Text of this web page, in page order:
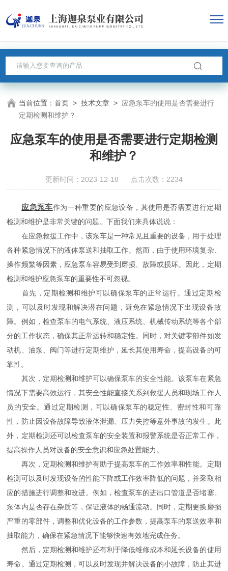
当前位置：首页 >技术文章 > 应急泵车的使用是否需要进行
定期检测和维护？
应急泵车的使用是否需要进行定期检测
和维护？
更新时间：2023-12-18 点击次数：2234
应急泵车作为一种重要的应急设备，其使用是否需要进行定期
检测和维护是非常关键的问题。下面我们来具体说说：
在应急救援工作中，该泵车是一种常见且重要的设备，用于处理
各种紧急情况下的液体泵送和抽取工作。然而，由于使用环境复杂、
操作频繁等因素，应急泵车容易受到磨损、故障或损坏。因此，定期
检测和维护应急泵车的重要性不可忽视。
首先，定期检测和维护可以确保泵车的正常运行。通过定期检
测，可以及时发现和解决潜在问题，避免在紧急情况下出现设备故
障。例如，检查泵车的电气系统、液压系统、机械传动系统等各个部
分的工作状态，确保其正常运转和稳定性。同时，对关键零部件如发
动机、油泵、阀门等进行定期维护，延长其使用寿命，提高设备的可
靠性。
其次，定期检测和维护可以确保泵车的安全性能。该泵车在紧急
情况下需要高效运行，其安全性能直接关系到救援人员和现场工作人
员的安全。通过定期检测，可以确保泵车的稳定性、密封性和可靠
性，防止因设备故障导致液体泄漏、压力失控等意外事故的发生。此
外，定期检测还可以检查泵车的安全装置和报警系统是否正常工作，
提高操作人员对设备的安全意识和应急处置能力。
再次，定期检测和维护有助于提高泵车的工作效率和性能。定期
检测可以及时发现设备的性能下降或工作效率降低的问题，并采取相
应的措施进行调整和改进。例如，检查泵车的进出口管道是否堵塞、
泵体内是否存在杂质等，保证液体的畅通流动。同时，定期更换磨损
严重的零部件，调整和优化设备的工作参数，提高泵车的泵送效率和
抽取能力，确保在紧急情况下能够快速有效地完成任务。
然后，定期检测和维护还有利于降低维修成本和延长设备的使用
寿命。通过定期检测，可以及时发现并解决设备的小故障，防止其进